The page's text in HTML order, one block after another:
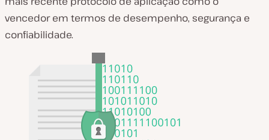
vencedor em termos de desempenho, segurança e
confiabilidade.